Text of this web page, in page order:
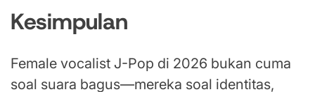
Kesimpulan
Female vocalist J-Pop di 2026 bukan cuma
soal suara bagus—mereka soal identitas,